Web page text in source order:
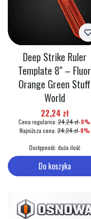
Do koszyka
Deep Strike Ruler
Template 8" – Fluor
Orange Green Stuff
World
Cena promocyjna
22,24 zł
Cena regularna: 24,24 zł-8%
Najniższa cena: 24,24 zł-8%
Dostępność: duża ilość